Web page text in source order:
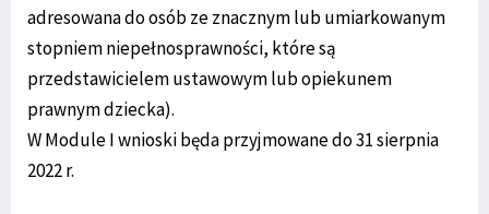
adresowana do osób ze znacznym lub umiarkowanym
stopniem niepełnosprawności, które są
przedstawicielem ustawowym lub opiekunem
prawnym dziecka).
W Module I wnioski będa przyjmowane do 31 sierpnia
2022 r.